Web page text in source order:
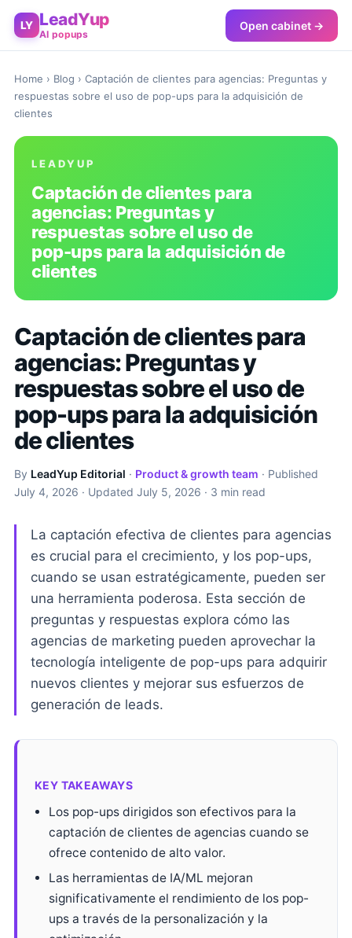
LY LeadYup
AI popups
Open cabinet →
Home › Blog › Captación de clientes para agencias: Preguntas y
respuestas sobre el uso de pop-ups para la adquisición de
clientes
LEADYUP
Captación de clientes para
agencias: Preguntas y
respuestas sobre el uso de
pop-ups para la adquisición de
clientes
Captación de clientes para
agencias: Preguntas y
respuestas sobre el uso de
pop-ups para la adquisición
de clientes
By LeadYup Editorial · Product & growth team · Published
July 4, 2026 · Updated July 5, 2026 · 3 min read
La captación efectiva de clientes para agencias
es crucial para el crecimiento, y los pop-ups,
cuando se usan estratégicamente, pueden ser
una herramienta poderosa. Esta sección de
preguntas y respuestas explora cómo las
agencias de marketing pueden aprovechar la
tecnología inteligente de pop-ups para adquirir
nuevos clientes y mejorar sus esfuerzos de
generación de leads.
KEY TAKEAWAYS
Los pop-ups dirigidos son efectivos para la
captación de clientes de agencias cuando se
ofrece contenido de alto valor.
Las herramientas de IA/ML mejoran
significativamente el rendimiento de los pop-
ups a través de la personalización y la